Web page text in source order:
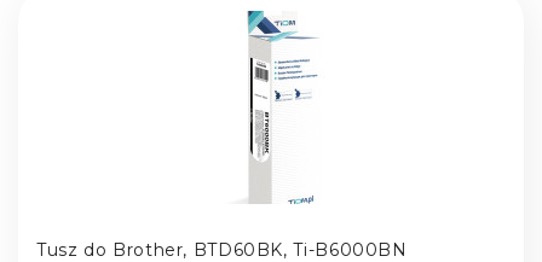
Tusz do Brother, BTD60BK, Ti-B6000BN